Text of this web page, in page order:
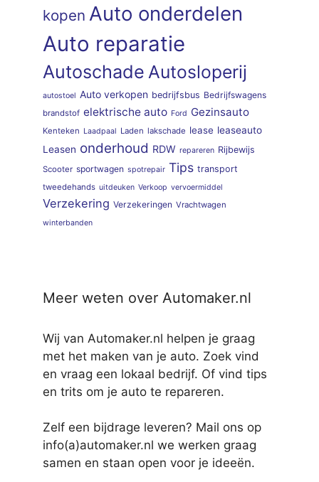
kopen Auto onderdelen
Auto reparatie
Autoschade Autosloperij
autostoel Auto verkopen bedrijfsbus Bedrijfswagens
brandstof elektrische auto Ford Gezinsauto
Kenteken Laadpaal Laden lakschade lease leaseauto
Leasen onderhoud RDW repareren Rijbewijs
Scooter sportwagen spotrepair Tips transport
tweedehands uitdeuken Verkoop vervoermiddel
Verzekering Verzekeringen Vrachtwagen
winterbanden
Meer weten over Automaker.nl
Wij van Automaker.nl helpen je graag
met het maken van je auto. Zoek vind
en vraag een lokaal bedrijf. Of vind tips
en trits om je auto te repareren.
Zelf een bijdrage leveren? Mail ons op
info(a)automaker.nl we werken graag
samen en staan open voor je ideeën.